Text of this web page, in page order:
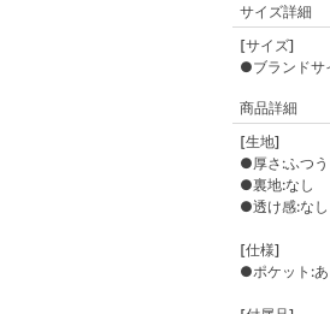
サイズ詳細
[サイズ]
●ブランドサ
商品詳細
[生地]
●厚さ:ふつう
●裏地:なし
●透け感:なし
[仕様]
●ポケット:あ